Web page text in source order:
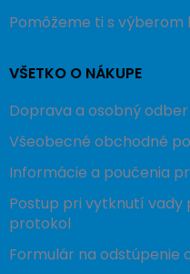
Pomôžeme ti s výberom
VŠETKO O NÁKUPE
Doprava a osobný odber
Všeobecné obchodné
Informácie a poučenia
Postup pri vytknutí vady
protokol
Formulár na odstúpenie